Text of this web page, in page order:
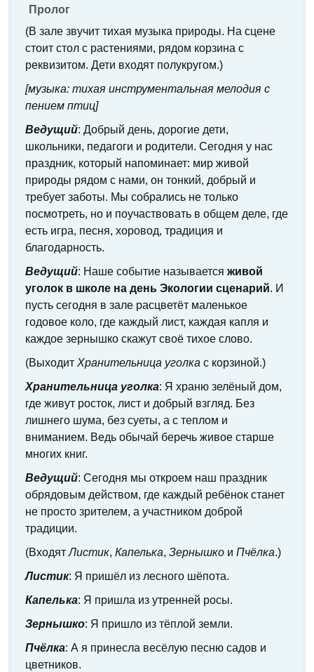
Пролог
(В зале звучит тихая музыка природы. На сцене
стоит стол с растениями, рядом корзина с
реквизитом. Дети входят полукругом.)
[музыка: тихая инструментальная мелодия с
пением птиц]
Ведущий: Добрый день, дорогие дети,
школьники, педагоги и родители. Сегодня у нас
праздник, который напоминает: мир живой
природы рядом с нами, он тонкий, добрый и
требует заботы. Мы собрались не только
посмотреть, но и поучаствовать в общем деле, где
есть игра, песня, хоровод, традиция и
благодарность.
Ведущий: Наше событие называется живой
уголок в школе на день Экологии сценарий. И
пусть сегодня в зале расцветёт маленькое
годовое коло, где каждый лист, каждая капля и
каждое зернышко скажут своё тихое слово.
(Выходит Хранительница уголка с корзиной.)
Хранительница уголка: Я храню зелёный дом,
где живут росток, лист и добрый взгляд. Без
лишнего шума, без суеты, а с теплом и
вниманием. Ведь обычай беречь живое старше
многих книг.
Ведущий: Сегодня мы откроем наш праздник
обрядовым действом, где каждый ребёнок станет
не просто зрителем, а участником доброй
традиции.
(ВходятЛистик, Капелька, Зернышко и Пчёлка.)
Листик: Я пришёл из лесного шёпота.
Капелька: Я пришла из утренней росы.
Зернышко: Я пришло из тёплой земли.
Пчёлка: А я принесла весёлую песню садов и
цветников.